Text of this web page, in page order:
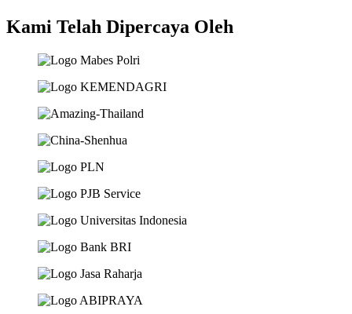
Kami Telah Dipercaya Oleh